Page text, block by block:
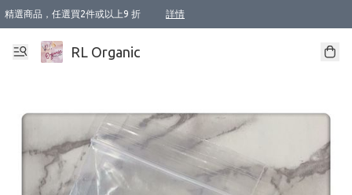
精選商品，任選買2件或以上9 折 詳情
XI周年優惠【新品自由選2件88折/3件85折】
XI周年優惠【Chakra 脈輪平衡自由選2件9折/3件85折/5件8折】
Florame 肌底自由選 2支9折 3支85折
XI周年優惠【蟲蟲退散 · 防衛結界﹞系列2件9折】
Sunki 任選2件95折
BIOFFICINA TOSCANA 任選2支9折 3支85折
Lamav 任選1件9折 2件85折
Mukti Organics 指定產品任選1件9折, 2件88折 3件85折
Intelligent Nutrients Skincare 任選2件9折
deodorant 任選2件88折
化妝品 任選2件95折
XI周年優惠【身心靈單品 任選2件9折/3件85折/5件8折】
XI周年優惠 【精油/香水 任選2件9折/3件85折/5件8折】
XI周年優惠【「關節到肌膚」全效養護 BODY OIL 組2件88折/3件85折】
XI周年優惠【夏日有機物理防曬套裝2件88折】
XI周年優惠【夏日潔面隨意選2件88折/3件85折】
XI周年優惠【逆齡奇蹟抗氧 11 自由選2件88折/3件85折/4件或以上8折】
新會員首次購物即享全單 95 折優惠！
成為VIP / VVIP 可享有生日月現金扣減獎賞優惠 !! 記得去賬户資料填上生日日期啦 !
選用順豐速運，滿$500 免運費
本地速遞 京東 送住宅/ 工商地址 $400 免運費
澳門訂單選用順豐速運，滿$800 免運費
RL Organic